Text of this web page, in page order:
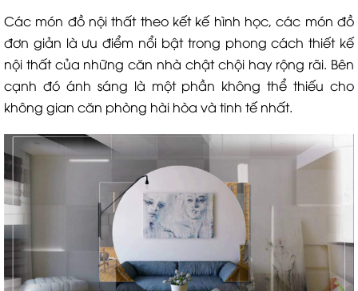
Các món đồ nội thất theo kết kế hình học, các món đồ
đơn giản là ưu điểm nổi bật trong phong cách thiết kế
nội thất của những căn nhà chật chội hay rộng rãi. Bên
cạnh đó ánh sáng là một phần không thể thiếu cho
không gian căn phòng hài hòa và tinh tế nhất.